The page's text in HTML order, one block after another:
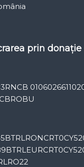
prin donație